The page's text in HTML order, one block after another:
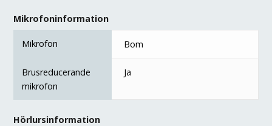
Mikrofoninformation
Mikrofon Bom
Brusreducerande
mikrofon
Ja
Hörlursinformation